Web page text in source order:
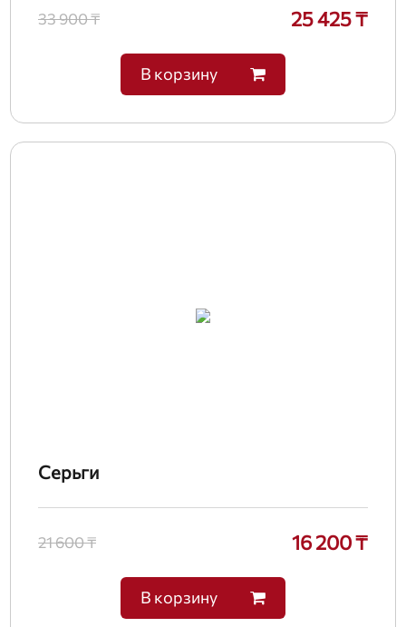
33 900 ₸ 25 425 ₸
В корзину
Серьги
21 600 ₸ 16 200 ₸
В корзину